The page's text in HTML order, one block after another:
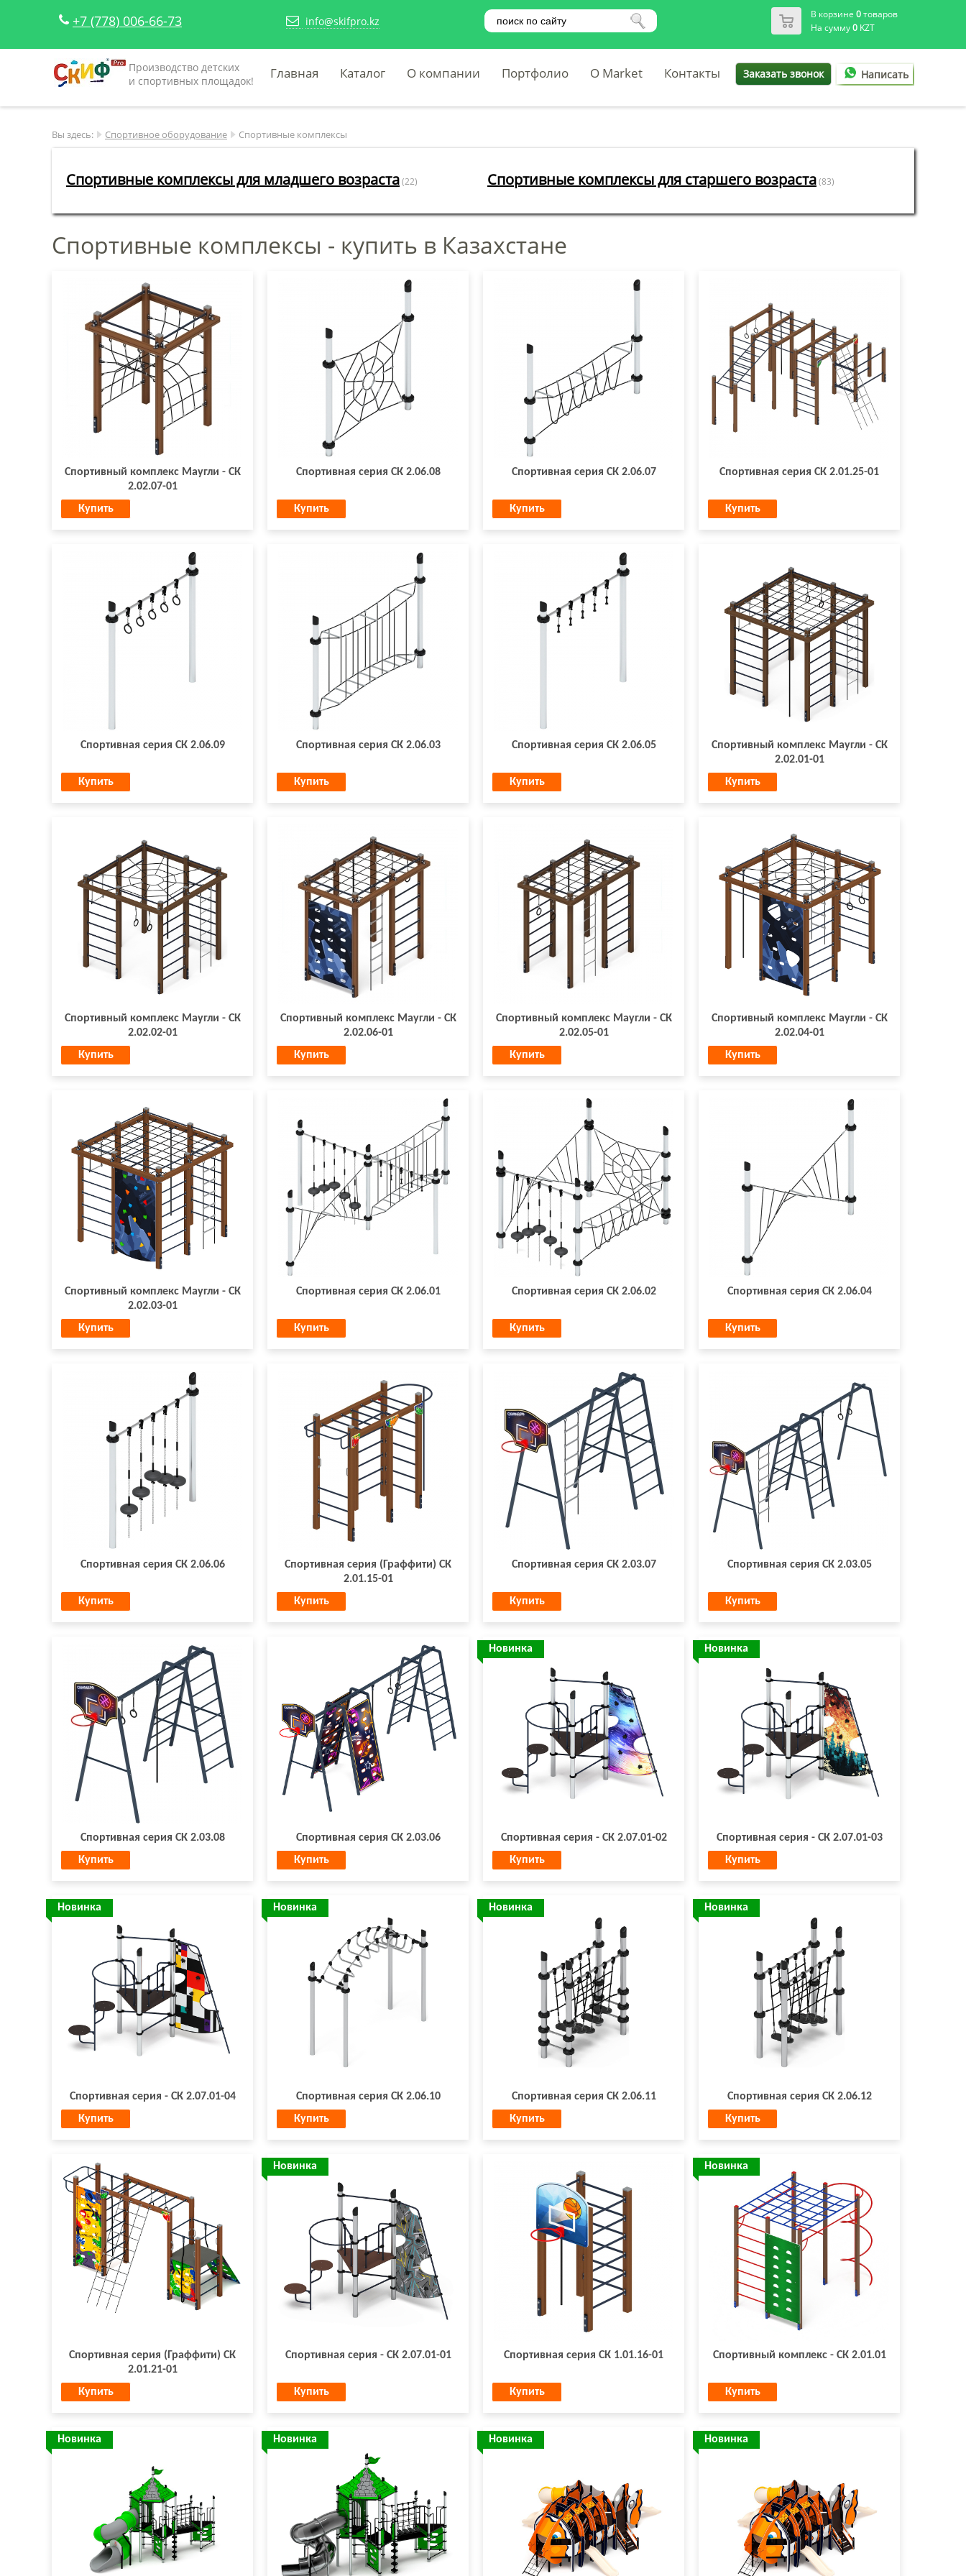
+7 (778) 006-66-73 info@skifpro.kz В корзине 0товаров
На сумму0KZT
Производство детских
и спортивных площадок!
Главная Каталог О компании Портфолио O Market Контакты Заказать звонок Написать
Вы здесь: Спортивное оборудование Спортивные комплексы
Спортивные комплексы для младшего возраста(22) Спортивные комплексы для старшего возраста(83)
Спортивные комплексы - купить в Казахстанe
Спортивный комплекс Маугли - СК
2.02.07-01
Купить
Спортивная серия СК 2.06.08
Купить
Спортивная серия СК 2.06.07
Купить
Спортивная серия СК 2.01.25-01
Купить
Спортивная серия СК 2.06.09
Купить
Спортивная серия СК 2.06.03
Купить
Спортивная серия СК 2.06.05
Купить
Спортивный комплекс Маугли - СК
2.02.01-01
Купить
Спортивный комплекс Маугли - СК
2.02.02-01
Купить
Спортивный комплекс Маугли - СК
2.02.06-01
Купить
Спортивный комплекс Маугли - СК
2.02.05-01
Купить
Спортивный комплекс Маугли - СК
2.02.04-01
Купить
Спортивный комплекс Маугли - СК
2.02.03-01
Купить
Спортивная серия СК 2.06.01
Купить
Спортивная серия СК 2.06.02
Купить
Спортивная серия СК 2.06.04
Купить
Спортивная серия СК 2.06.06
Купить
Спортивная серия (Граффити) СК
2.01.15-01
Купить
Спортивная серия СК 2.03.07
Купить
Спортивная серия СК 2.03.05
Купить
Спортивная серия СК 2.03.08
Купить
Спортивная серия СК 2.03.06
Купить
Новинка
Спортивная серия - СК 2.07.01-02
Купить
Новинка
Спортивная серия - СК 2.07.01-03
Купить
Новинка
Спортивная серия - СК 2.07.01-04
Купить
Новинка
Спортивная серия СК 2.06.10
Купить
Новинка
Спортивная серия СК 2.06.11
Купить
Новинка
Спортивная серия СК 2.06.12
Купить
Спортивная серия (Граффити) СК
2.01.21-01
Купить
Новинка
Спортивная серия - СК 2.07.01-01
Купить
Спортивная серия СК 1.01.16-01
Купить
Новинка
Спортивный комплекс - СК 2.01.01
Купить
Новинка Новинка Новинка Новинка